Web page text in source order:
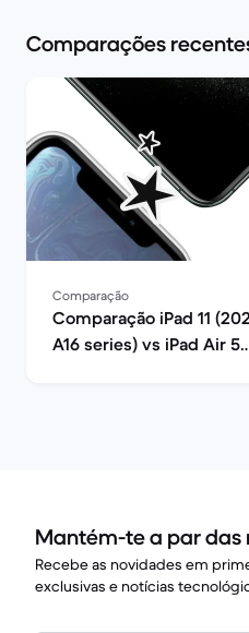
Comparações
Comparação
Comparação iPad 11
A16 series) vs iPad Air 5
Mantém-te a par das
Recebe as novidades em
exclusivas e notícias